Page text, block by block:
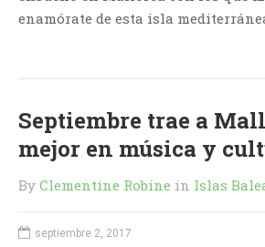
enamórate de esta isla
Septiembre trae a
mejor en música y
By Clementine Robine in Islas
septiembre 2, 2017